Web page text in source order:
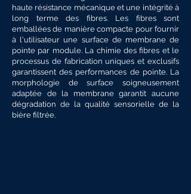
haute résistance mécanique et une intégrité à
long terme des fibres. Les fibres sont
emballées de manière compacte pour fournir
à l'utilisateur une surface de membrane de
pointe par module. La chimie des fibres et le
processus de fabrication uniques et exclusifs
garantissent des performances de pointe. La
morphologie de surface soigneusement
adaptée de la membrane garantit aucune
dégradation de la qualité sensorielle de la
bière filtrée.